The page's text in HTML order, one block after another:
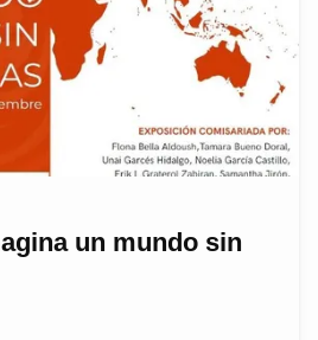
un mundo sin